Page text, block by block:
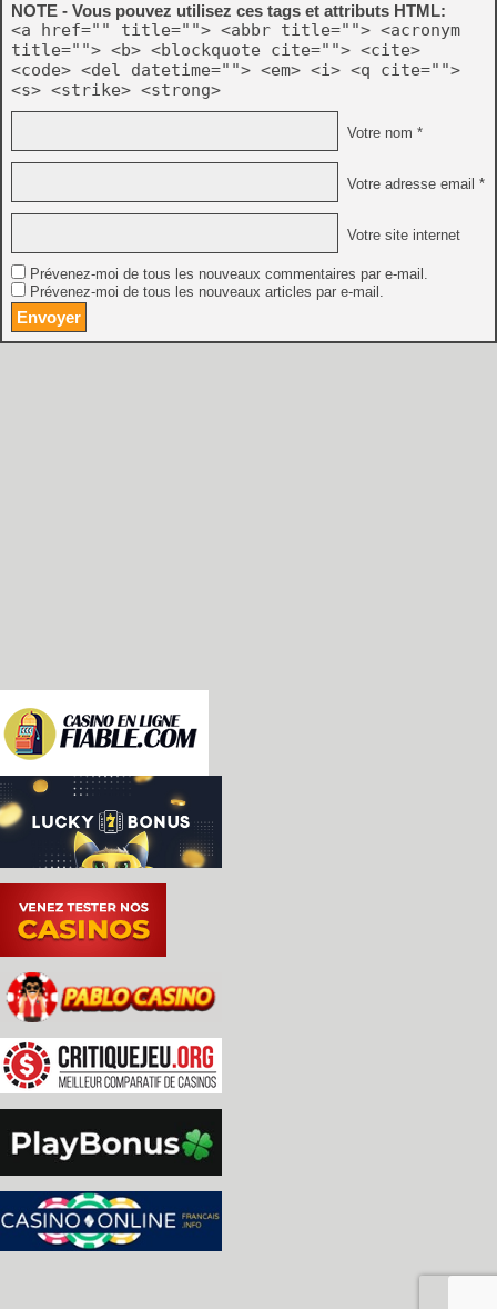
NOTE - Vous pouvez utilisez ces tags et attributs HTML:
<a href="" title=""> <abbr title=""> <acronym
title=""> <b> <blockquote cite=""> <cite>
<code> <del datetime=""> <em> <i> <q cite="">
<s> <strike> <strong>
Votre nom *
Votre adresse email *
Votre site internet
Prévenez-moi de tous les nouveaux commentaires par e-mail.
Prévenez-moi de tous les nouveaux articles par e-mail.